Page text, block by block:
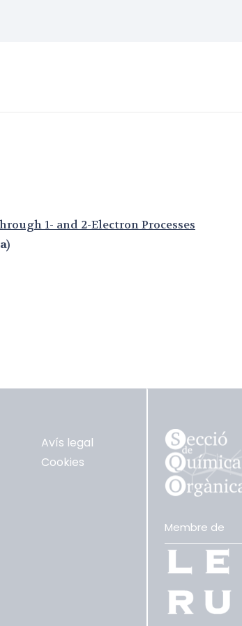
1- and 2-Electron Processes
Avís legal
Cookies
Membre de